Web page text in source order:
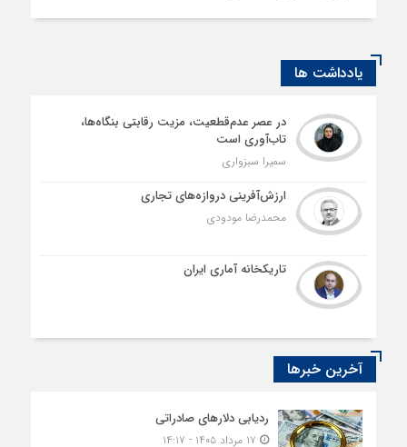
یادداشت ها
در عصر عدم‌قطعیت، مزیت رقابتی بنگاه‌ها،
تاب‌آوری است
سمیرا سبزواری
ارزش‌آفرینی دروازه‌های تجاری
محمدرضا مودودی
تاریکخانه آماری ایران
آخرین خبرها
ردیابی دلارهای صادراتی